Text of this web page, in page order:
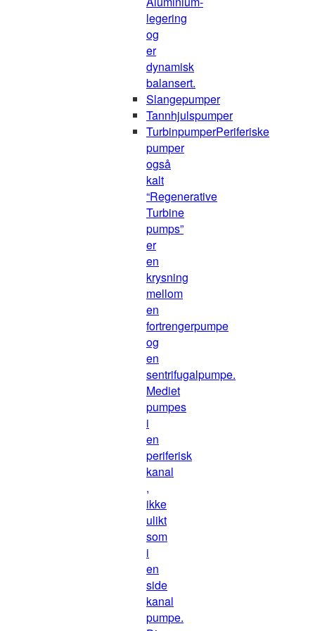
legering
og
er
dynamisk
balansert.
Slangepumper
Tannhjulspumper
TurbinpumperPeriferiske
pumper
også
kalt
“Regenerative
Turbine
pumps”
er
en
krysning
mellom
en
fortrengerpumpe
og
en
sentrifugalpumpe.
Mediet
pumpes
i
en
periferisk
kanal
,
ikke
ulikt
som
i
en
side
kanal
pumpe.